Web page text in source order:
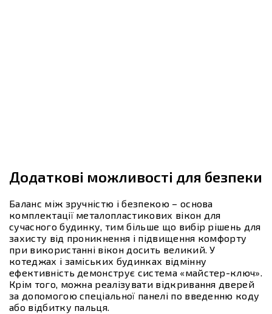
Додаткові можливості для безпеки
Баланс між зручністю і безпекою – основа
комплектації металопластикових вікон для
сучасного будинку, тим більше що вибір рішень для
захисту від проникнення і підвищення комфорту
при використанні вікон досить великий. У
котеджах і заміських будинках відмінну
ефективність демонструє система «майстер-ключ».
Крім того, можна реалізувати відкривання дверей
за допомогою спеціальної панелі по введенню коду
або відбитку пальця.